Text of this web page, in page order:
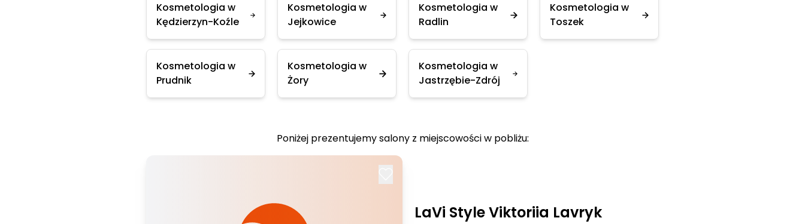
Kosmetologia w
Kędzierzyn-Koźle
Kosmetologia w
Jejkowice
Kosmetologia w
Radlin
Kosmetologia w
Toszek
Kosmetologia w
Prudnik
Kosmetologia w
Żory
Kosmetologia w
Jastrzębie-Zdrój
Poniżej prezentujemy salony z miejscowości w pobliżu:
LaVi Style Viktoriia Lavryk